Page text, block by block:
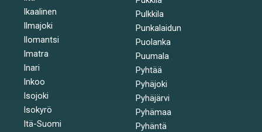
Ikaalinen
Ilmajoki
Ilomantsi
Imatra
Inari
Inkoo
Isojoki
Isokyrö
Itä-Suomi
Pulkkila
Punkalaidun
Puolanka
Puumala
Pyhtää
Pyhäjoki
Pyhäjärvi
Pyhämaa
Pyhäntä